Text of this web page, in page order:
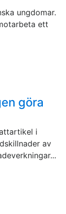
ungdomar.
ett
göra
i
av